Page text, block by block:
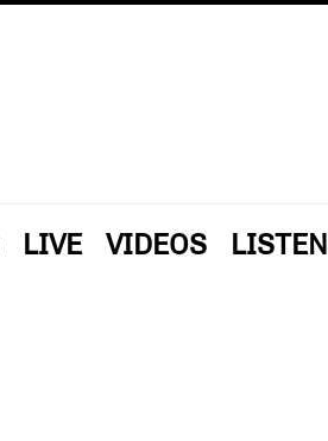
LIVE VIDEOS LISTEN